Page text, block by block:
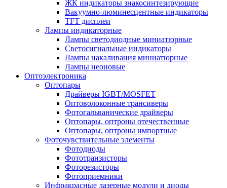
ЖК индикаторы знакосинтезирующие
Вакуумно-люминесцентные индикаторы
TFT дисплеи
Лампы индикаторные
Лампы светодиодные миниатюрные
Светосигнальные индикаторы
Лампы накаливания миниатюрные
Лампы неоновые
Оптоэлектроника
Оптопары
Драйверы IGBT/MOSFET
Оптоволоконные трансиверы
Фотогальванические драйверы
Оптопары, оптроны отечественные
Оптопары, оптроны импортные
Фоточувствительные элементы
Фотодиоды
Фототранзисторы
Фоторезисторы
Фотоприемники
Инфракрасные лазерные модули и диоды